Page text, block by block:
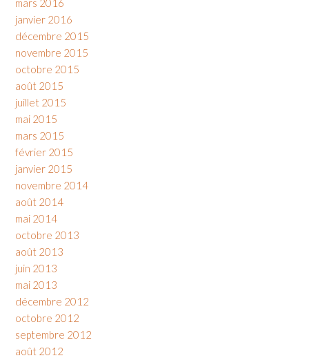
janvier 2016
décembre 2015
novembre 2015
octobre 2015
août 2015
juillet 2015
mai 2015
mars 2015
février 2015
janvier 2015
novembre 2014
août 2014
mai 2014
octobre 2013
août 2013
juin 2013
mai 2013
décembre 2012
octobre 2012
septembre 2012
août 2012